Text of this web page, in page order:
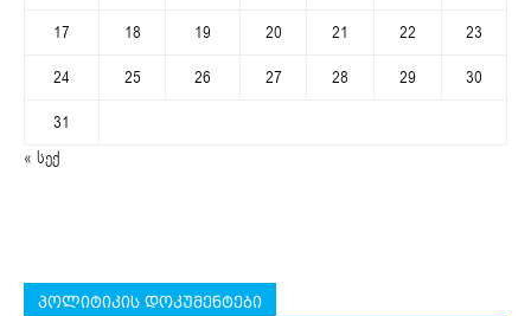
17
18 19 20 21 22
23
24
25 26 27 28 29
30
31
« სექ
პოლიტიკის დოკუმენტები